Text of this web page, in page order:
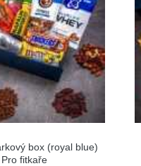
box (royal blue)
fitkaře